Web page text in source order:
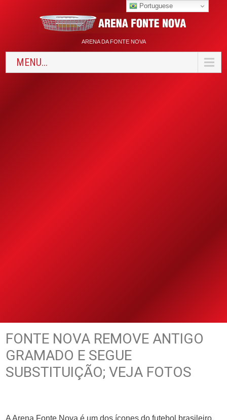
ARENA DA FONTE NOVA
MENU...
FONTE NOVA REMOVE ANTIGO
GRAMADO E SEGUE
SUBSTITUIÇÃO; VEJA FOTOS
A Arena Fonte Nova é um dos ícones do futebol brasileiro,
Portuguese